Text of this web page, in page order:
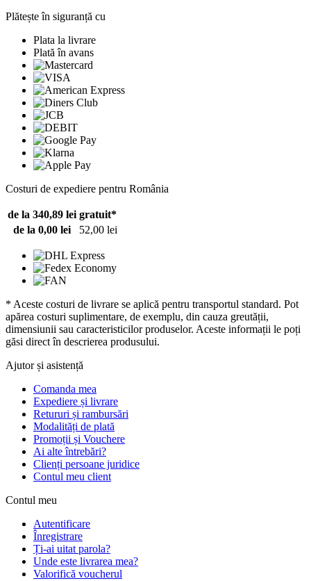
Plătește în siguranță cu
Plata la livrare
Plată în avans
Costuri de expediere pentru România
de la 340,89 lei gratuit*
de la 0,00 lei
52,00 lei
* Aceste costuri de livrare se aplică pentru transportul standard. Pot
apărea costuri suplimentare, de exemplu, din cauza greutății,
dimensiunii sau caracteristicilor produselor. Aceste informații le poți
găsi direct în descrierea produsului.
Ajutor și asistență
Comanda mea
Expediere și livrare
Retururi și rambursări
Modalități de plată
Promoții și Vouchere
Ai alte întrebări?
Clienți persoane juridice
Contul meu client
Contul meu
Autentificare
Înregistrare
Ți-ai uitat parola?
Unde este livrarea mea?
Valorifică voucherul